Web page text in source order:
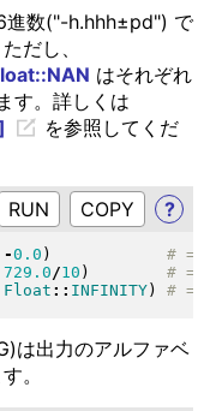
進数("-h.hhh±pd") で
だし、
はそれぞれ
す。詳しくは
を参照してくだ
RUN ?
-0.0 )
729.0/10 )
Float :: INFINITY)
は出力のアルファベ
。